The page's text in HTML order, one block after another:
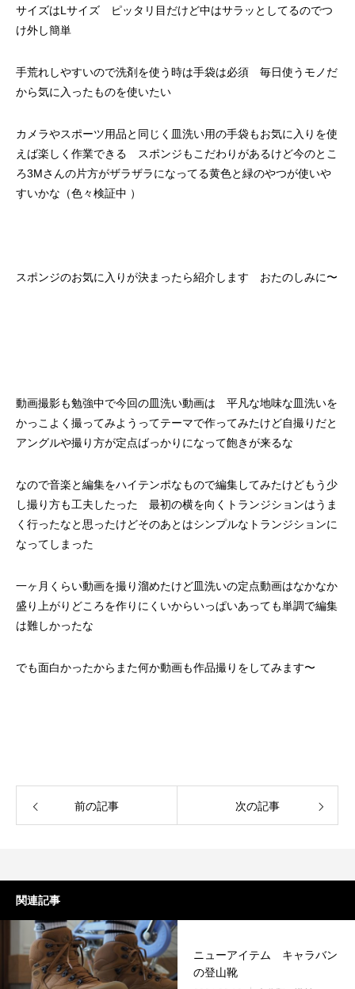
サイズはLサイズ ピッタリ目だけど中はサラッとしてるのでつ
け外し簡単
手荒れしやすいので洗剤を使う時は手袋は必須 毎日使うモノだ
から気に入ったものを使いたい
カメラやスポーツ用品と同じく皿洗い用の手袋もお気に入りを使
えば楽しく作業できる スポンジもこだわりがあるけど今のとこ
ろ3Mさんの片方がザラザラになってる黄色と緑のやつが使いや
すいかな（色々検証中 ）
スポンジのお気に入りが決まったら紹介します おたのしみに〜
動画撮影も勉強中で今回の皿洗い動画は 平凡な地味な皿洗いを
かっこよく撮ってみようってテーマで作ってみたけど自撮りだと
アングルや撮り方が定点ばっかりになって飽きが来るな
なので音楽と編集をハイテンポなもので編集してみたけどもう少
し撮り方も工夫したった 最初の横を向くトランジションはうま
く行ったなと思ったけどそのあとはシンプルなトランジションに
なってしまった
一ヶ月くらい動画を撮り溜めたけど皿洗いの定点動画はなかなか
盛り上がりどころを作りにくいからいっぱいあっても単調で編集
は難しかったな
でも面白かったからまた何か動画も作品撮りをしてみます〜
前の記事 次の記事
関連記事
ニューアイテム キャラバン
の登山靴